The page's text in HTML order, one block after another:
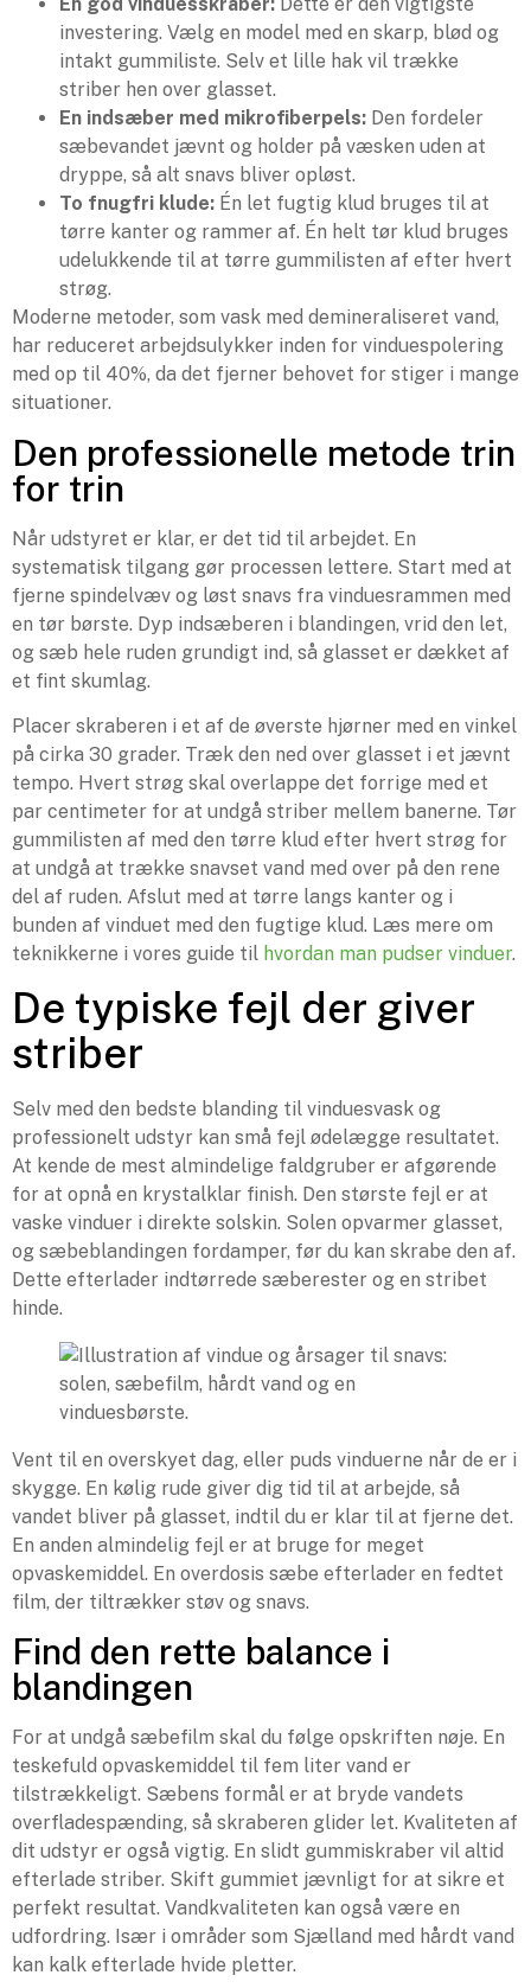
En god vinduesskraber: Dette er den vigtigste
investering. Vælg en model med en skarp, blød og
intakt gummiliste. Selv et lille hak vil trække
striber hen over glasset.
En indsæber med mikrofiberpels: Den fordeler
sæbevandet jævnt og holder på væsken uden at
dryppe, så alt snavs bliver opløst.
To fnugfri klude: Én let fugtig klud bruges til at
tørre kanter og rammer af. Én helt tør klud bruges
udelukkende til at tørre gummilisten af efter hvert
strøg.
Moderne metoder, som vask med demineraliseret vand,
har reduceret arbejdsulykker inden for vinduespolering
med op til 40%, da det fjerner behovet for stiger i mange
situationer.
Den professionelle metode trin
for trin
Når udstyret er klar, er det tid til arbejdet. En
systematisk tilgang gør processen lettere. Start med at
fjerne spindelvæv og løst snavs fra vinduesrammen med
en tør børste. Dyp indsæberen i blandingen, vrid den let,
og sæb hele ruden grundigt ind, så glasset er dækket af
et fint skumlag.
Placer skraberen i et af de øverste hjørner med en vinkel
på cirka 30 grader. Træk den ned over glasset i et jævnt
tempo. Hvert strøg skal overlappe det forrige med et
par centimeter for at undgå striber mellem banerne. Tør
gummilisten af med den tørre klud efter hvert strøg for
at undgå at trække snavset vand med over på den rene
del af ruden. Afslut med at tørre langs kanter og i
bunden af vinduet med den fugtige klud. Læs mere om
teknikkerne i vores guide til hvordan man pudser vinduer.
De typiske fejl der giver
striber
Selv med den bedste blanding til vinduesvask og
professionelt udstyr kan små fejl ødelægge resultatet.
At kende de mest almindelige faldgruber er afgørende
for at opnå en krystalklar finish. Den største fejl er at
vaske vinduer i direkte solskin. Solen opvarmer glasset,
og sæbeblandingen fordamper, før du kan skrabe den af.
Dette efterlader indtørrede sæberester og en stribet
hinde.
Vent til en overskyet dag, eller puds vinduerne når de er i
skygge. En kølig rude giver dig tid til at arbejde, så
vandet bliver på glasset, indtil du er klar til at fjerne det.
En anden almindelig fejl er at bruge for meget
opvaskemiddel. En overdosis sæbe efterlader en fedtet
film, der tiltrækker støv og snavs.
Find den rette balance i
blandingen
For at undgå sæbefilm skal du følge opskriften nøje. En
teskefuld opvaskemiddel til fem liter vand er
tilstrækkeligt. Sæbens formål er at bryde vandets
overfladespænding, så skraberen glider let. Kvaliteten af
dit udstyr er også vigtig. En slidt gummiskraber vil altid
efterlade striber. Skift gummiet jævnligt for at sikre et
perfekt resultat. Vandkvaliteten kan også være en
udfordring. Især i områder som Sjælland med hårdt vand
kan kalk efterlade hvide pletter.